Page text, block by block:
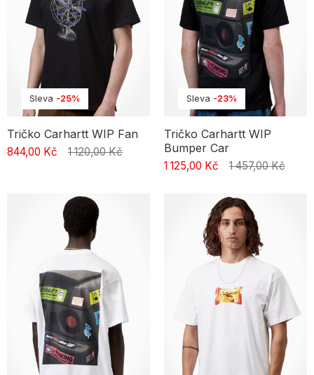
Sleva -25%
Tričko Carhartt WIP Fan
844,00 Kč 1 120,00 Kč
Sleva -23%
Tričko Carhartt WIP
Bumper Car
1 125,00 Kč 1 457,00 Kč